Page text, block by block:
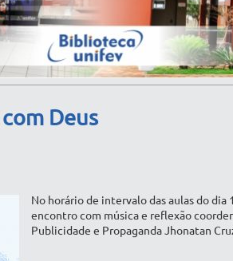
Deus
No horário de intervalo das aulas do dia
encontro com música e reflexão
Publicidade e Propaganda Jhonatan